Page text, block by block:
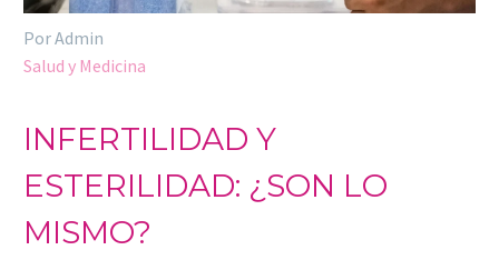
Por Admin
Salud y Medicina
INFERTILIDAD Y
ESTERILIDAD: ¿SON LO
MISMO?